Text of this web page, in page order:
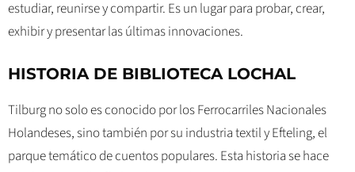
estudiar, reunirse y compartir. Es un lugar para probar, crear,
exhibir y presentar las últimas innovaciones.
HISTORIA DE BIBLIOTECA LOCHAL
Tilburg no solo es conocido por los Ferrocarriles Nacionales
Holandeses, sino también por su industria textil y Efteling, el
parque temático de cuentos populares. Esta historia se hace